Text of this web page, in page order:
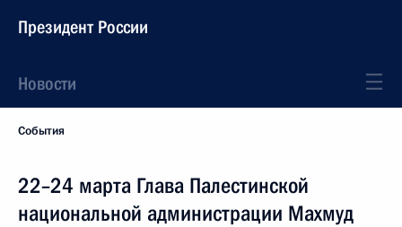
Президент России
Новости
События
22–24 марта Глава Палестинской
национальной администрации Махмуд